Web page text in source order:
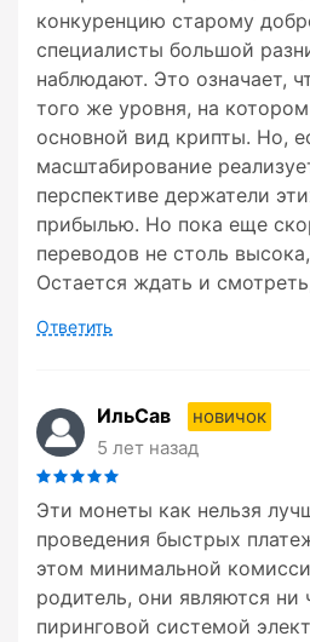
конкуренцию старому
специалисты большой
наблюдают. Это означает,
того же уровня, на
основной вид крипты. Но,
масштабирование
перспективе держатели
прибылью. Но пока еще
переводов не столь
Остается ждать и
Ответить
ИльСав
новичок
5 лет назад
Эти монеты как нельзя
проведения быстрых
этом минимальной
родитель, они являются
пиринговой системой